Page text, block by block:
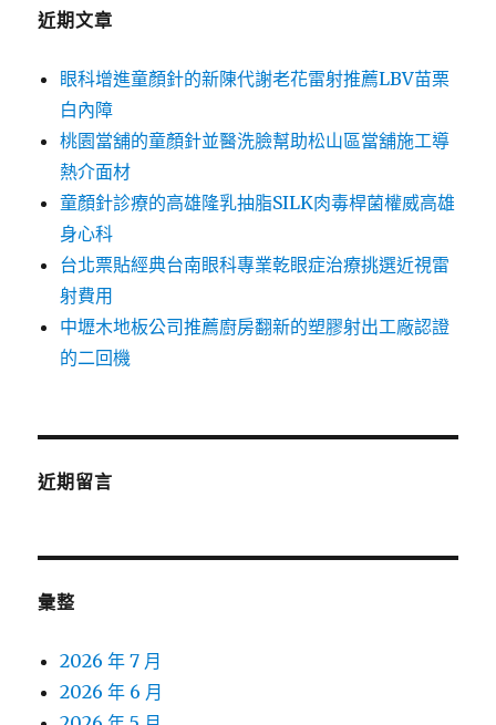
近期文章
眼科增進童顏針的新陳代謝老花雷射推薦LBV苗栗
白內障
桃園當舖的童顏針並醫洗臉幫助松山區當舖施工導
熱介面材
童顏針診療的高雄隆乳抽脂SILK肉毒桿菌權威高雄
身心科
台北票貼經典台南眼科專業乾眼症治療挑選近視雷
射費用
中壢木地板公司推薦廚房翻新的塑膠射出工廠認證
的二回機
近期留言
彙整
2026 年 7 月
2026 年 6 月